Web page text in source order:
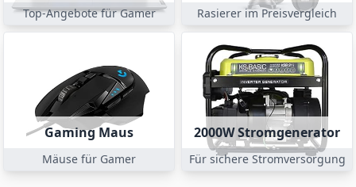
Top-Angebote für Gamer Rasierer im Preisvergleich
Gaming Maus
Mäuse für Gamer
2000W Stromgenerator
Für sichere Stromversorgung